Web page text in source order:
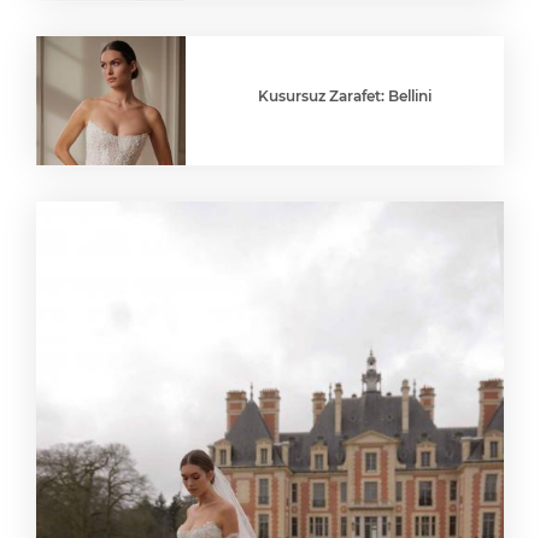
Kusursuz Zarafet: Bellini